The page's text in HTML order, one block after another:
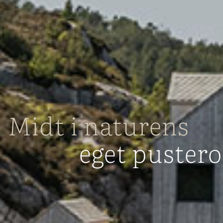
Midt i naturens
eget